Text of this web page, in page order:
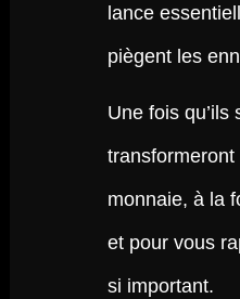
lance
piègent les
Une fois qu’ils
monnaie, à la
et pour vous
si important.